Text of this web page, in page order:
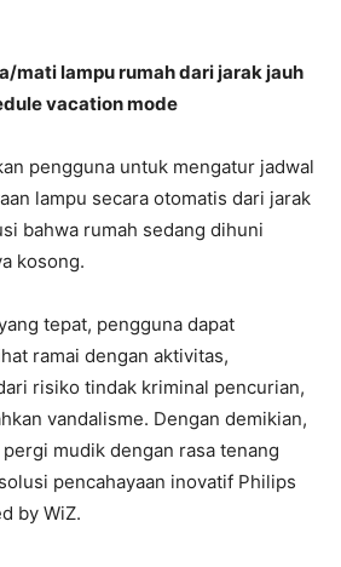
mati lampu rumah dari jarak jauh
vacation mode
pengguna untuk mengatur jadwal
lampu secara otomatis dari jarak
bahwa rumah sedang dihuni
kosong.
tepat, pengguna dapat
ramai dengan aktivitas,
risiko tindak kriminal pencurian,
vandalisme. Dengan demikian,
mudik dengan rasa tenang
pencahayaan inovatif Philips
by WiZ.